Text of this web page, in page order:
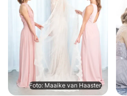
Foto: Maaike van Haaster.